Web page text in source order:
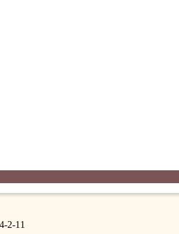
2-11